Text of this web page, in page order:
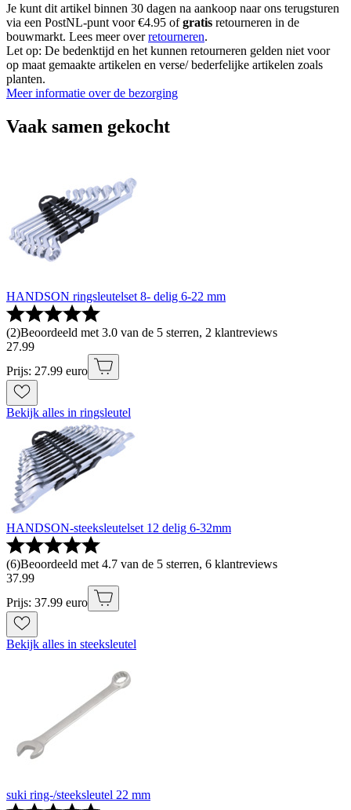
Je kunt dit artikel binnen 30 dagen na aankoop naar ons terugsturen
via een PostNL-punt voor €4.95 ofgratis retourneren in de
bouwmarkt. Lees meer overretourneren.
Let op: De bedenktijd en het kunnen retourneren gelden niet voor
op maat gemaakte artikelen en verse/ bederfelijke artikelen zoals
planten.
Meer informatie over de bezorging
Vaak samen gekocht
HANDSON ringsleutelset 8- delig 6-22 mm
(2)Beoordeeld met 3.0 van de 5 sterren, 2 klantreviews
27.99
Prijs: 27.99 euro
Bekijk alles in ringsleutel
HANDSON-steeksleutelset 12 delig 6-32mm
(6)Beoordeeld met 4.7 van de 5 sterren, 6 klantreviews
37.99
Prijs: 37.99 euro
Bekijk alles in steeksleutel
suki ring-/steeksleutel 22 mm